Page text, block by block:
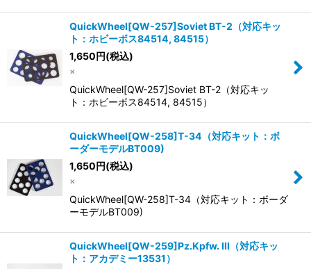
QuickWheel[QW-257]Soviet BT-2（対応キッ
ト：ホビーボス84514, 84515）
1,650円(税込)
×
QuickWheel[QW-257]Soviet BT-2（対応キッ
ト：ホビーボス84514, 84515）
QuickWheel[QW-258]T-34（対応キット：ボ
ーダーモデルBT009)
1,650円(税込)
×
QuickWheel[QW-258]T-34（対応キット：ボーダ
ーモデルBT009)
QuickWheel[QW-259]Pz.Kpfw. III（対応キッ
ト：アカデミー13531）